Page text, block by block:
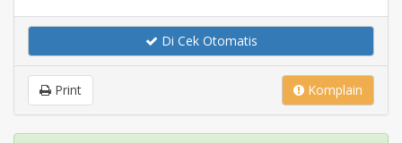
Di Cek Otomatis
Komplain
Print